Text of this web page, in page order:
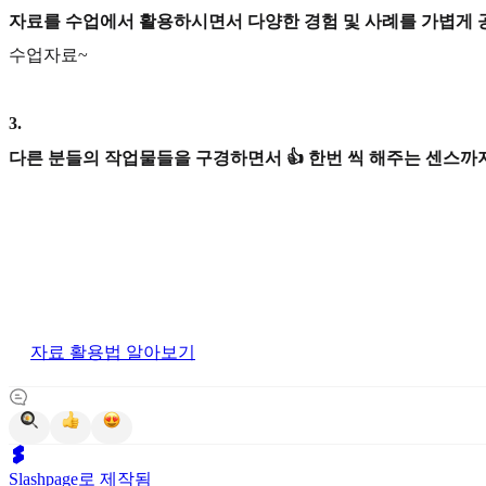
자료를 수업에서 활용하시면서 다양한 경험 및 사례를 가볍게
수업자료~
3.
다른 분들의 작업물들을 구경하면서 👍 한번 씩 해주는 센스까
자료 활용법 알아보기
Slashpage로 제작됨